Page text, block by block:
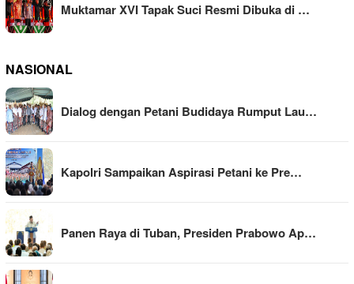
Muktamar XVI Tapak Suci Resmi Dibuka di …
NASIONAL
Dialog dengan Petani Budidaya Rumput Lau…
Kapolri Sampaikan Aspirasi Petani ke Pre…
Panen Raya di Tuban, Presiden Prabowo Ap…